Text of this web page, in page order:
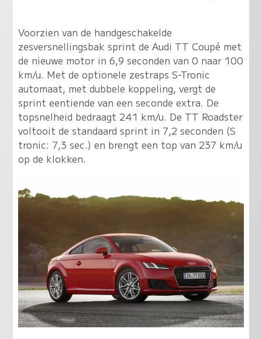
Voorzien van de handgeschakelde
zesversnellingsbak sprint de Audi TT Coupé met
de nieuwe motor in 6,9 seconden van 0 naar 100
km/u. Met de optionele zestraps S-Tronic
automaat, met dubbele koppeling, vergt de
sprint eentiende van een seconde extra. De
topsnelheid bedraagt 241 km/u. De TT Roadster
voltooit de standaard sprint in 7,2 seconden (S
tronic: 7,3 sec.) en brengt een top van 237 km/u
op de klokken.